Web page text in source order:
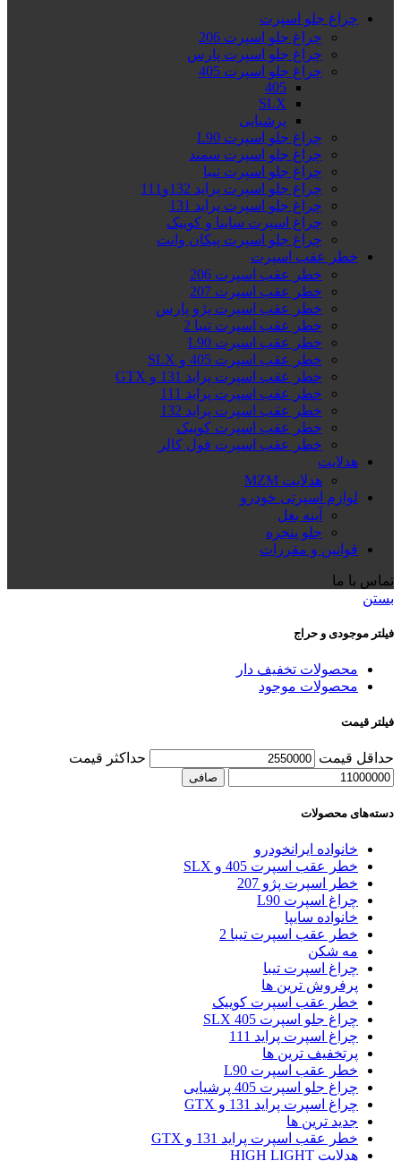
چراغ جلو اسپرت
چراغ جلو اسپرت 206
چراغ جلو اسپرت پارس
چراغ جلو اسپرت 405
405
SLX
پرشیایی
چراغ جلو اسپرت L90
چراغ جلو اسپرت سمند
چراغ جلو اسپرت تیبا
چراغ جلو اسپرت پراید 132و111
چراغ جلو اسپرت پراید 131
چراغ اسپرت ساینا و کوییک
چراغ جلو اسپرت پیکان وانت
خطر عقب اسپرت
خطر عقب اسپرت 206
خطر عقب اسپرت 207
خطر عقب اسپرت پژو پارس
خطر عقب اسپرت تیبا 2
خطر عقب اسپرت L90
خطر عقب اسپرت 405 و SLX
خطر عقب اسپرت پراید 131 و GTX
خطر عقب اسپرت پراید 111
خطر عقب اسپرت پراید 132
خطر عقب اسپرت کوییک
خطر عقب اسپرت فول کالر
هدلایت
هدلایت MZM
لوازم اسپرتی خودرو
آینه بغل
جلو پنجره
قوانین و مقررات
تماس با ما
بستن
فیلتر موجودی و حراج
محصولات تخفیف دار
محصولات موجود
فیلتر قیمت
حداقل قیمت حداكثر قيمت
صافی
دسته‌های محصولات
خانواده ایرانخودرو
خطر عقب اسپرت 405 و SLX
خطر اسپرت پژو 207
چراغ اسپرت L90
خانواده سایپا
خطر عقب اسپرت تیبا 2
مه شکن
چراغ اسپرت تیبا
پرفروش ترین ها
خطر عقب اسپرت کوییک
چراغ جلو اسپرت 405 SLX
چراغ اسپرت پراید 111
پرتخفیف ترین ها
خطر عقب اسپرت L90
چراغ جلو اسپرت 405 پرشیایی
چراغ اسپرت پراید 131 و GTX
جدید ترین ها
خطر عقب اسپرت پراید 131 و GTX
هدلایت HIGH LIGHT